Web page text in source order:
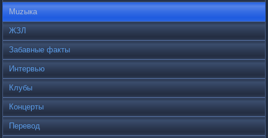
Muzыка
ЖЗЛ
Забавные факты
Интервью
Клубы
Концерты
Перевод